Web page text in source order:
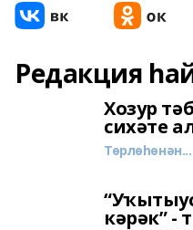
Редакция
Хозур
сихәте
Төрлөһөнән...
кәрәк” -